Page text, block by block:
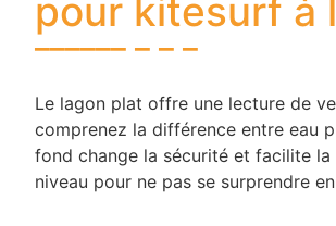
pour kitesurf à
Le lagon plat offre une lecture de
comprenez la différence entre eau
fond change la sécurité et facilite la
niveau pour ne pas se surprendre